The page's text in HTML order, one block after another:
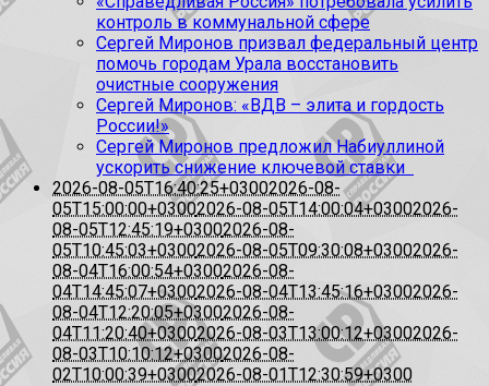
контроль в коммунальной сфере
Сергей Миронов призвал федеральный центр
помочь городам Урала восстановить
очистные сооружения
Сергей Миронов: «ВДВ – элита и гордость
России!»
Сергей Миронов предложил Набиуллиной
ускорить снижение ключевой ставки
2026-08-05T16:40:25+03002026-08-
05T15:00:00+03002026-08-05T14:00:04+03002026-
08-05T12:45:19+03002026-08-
05T10:45:03+03002026-08-05T09:30:08+03002026-
08-04T16:00:54+03002026-08-
04T14:45:07+03002026-08-04T13:45:16+03002026-
08-04T12:20:05+03002026-08-
04T11:20:40+03002026-08-03T13:00:12+03002026-
08-03T10:10:12+03002026-08-
02T10:00:39+03002026-08-01T12:30:59+0300